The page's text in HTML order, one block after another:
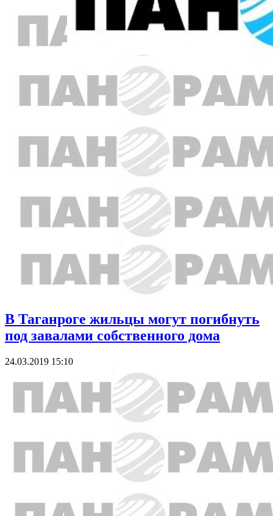
В Таганроге жильцы могут погибнуть
под завалами собственного дома
24.03.2019 15:10